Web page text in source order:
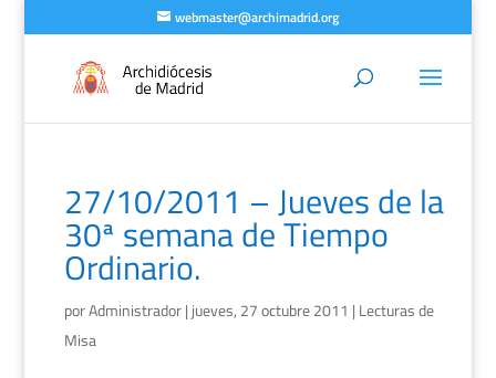
webmaster@archimadrid.org
27/10/2011 – Jueves de la
30ª semana de Tiempo
Ordinario.
porAdministrador| jueves, 27 octubre 2011 | Lecturas de
Misa